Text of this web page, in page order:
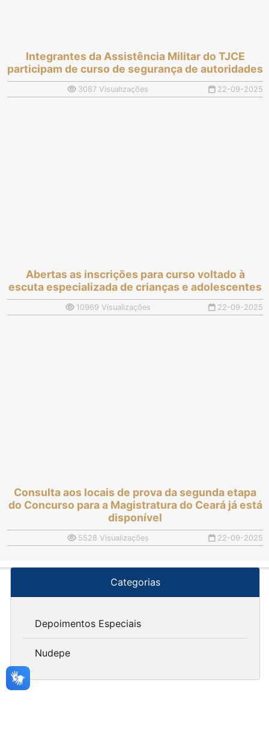
Integrantes da Assistência Militar do TJCE
participam de curso de segurança de autoridades
3087 Visualizações 22-09-2025
Abertas as inscrições para curso voltado à
escuta especializada de crianças e adolescentes
10969 Visualizações 22-09-2025
Consulta aos locais de prova da segunda etapa
do Concurso para a Magistratura do Ceará já está
disponível
5528 Visualizações 22-09-2025
Categorias
Depoimentos Especiais
Nudepe